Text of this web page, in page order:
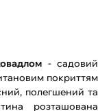
- садовий
покриттям
полегшений та
розташована